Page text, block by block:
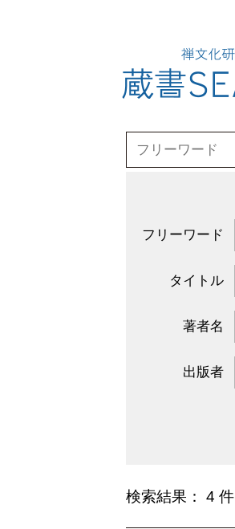
フリーワード
タイトル
著者名
出版者
検索結果： 4 件